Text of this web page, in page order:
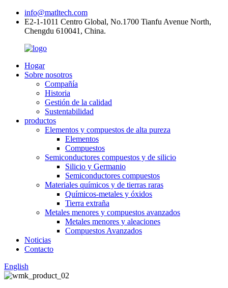
info@matltech.com
E2-1-1011 Centro Global, No.1700 Tianfu Avenue North,
Chengdu 610041, China.
Hogar
Sobre nosotros
Compañía
Historia
Gestión de la calidad
Sustentabilidad
productos
Elementos y compuestos de alta pureza
Elementos
Compuestos
Semiconductores compuestos y de silicio
Silicio y Germanio
Semiconductores compuestos
Materiales químicos y de tierras raras
Químicos-metales y óxidos
Tierra extraña
Metales menores y compuestos avanzados
Metales menores y aleaciones
Compuestos Avanzados
Noticias
Contacto
English